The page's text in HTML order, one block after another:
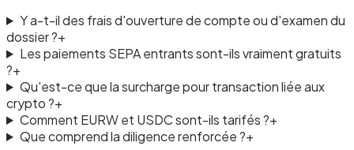
Y a-t-il des frais d'ouverture de compte ou d'examen du
dossier ?+
Les paiements SEPA entrants sont-ils vraiment gratuits
?+
Qu'est-ce que la surcharge pour transaction liée aux
crypto ?+
Comment EURW et USDC sont-ils tarifés ?+
Que comprend la diligence renforcée ?+